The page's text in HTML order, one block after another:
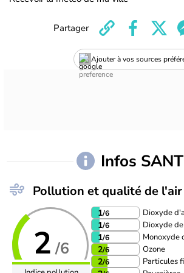
Ajouter à vos sources
Partager
Infos
Pollution et qualité de l'air
2 /6
1/6 Dioxyde
1/6 Dioxyde
1/6 Monoxyde
2/6 Ozone
2/6 Particules